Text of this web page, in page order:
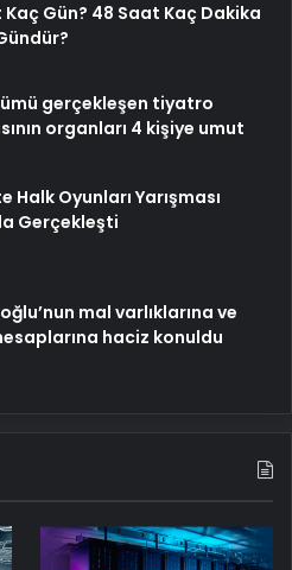
Gün? 48 Saat Kaç Dakika
gerçekleşen tiyatro
organları 4 kişiye umut
Halk Oyunları Yarışması
Gerçekleşti
mal varlıklarına ve
haciz konuldu